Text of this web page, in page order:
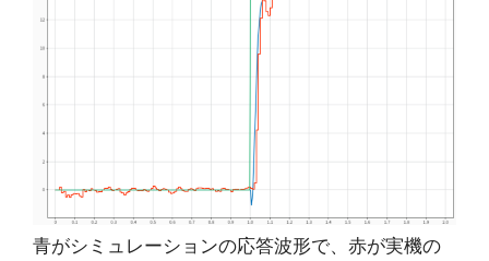
青がシミュレーションの応答波形で、赤が実機の